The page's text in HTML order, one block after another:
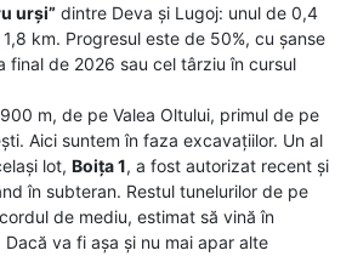
urși” dintre Deva și Lugoj: unul de 0,4
km. Progresul este de 50%, cu șanse
final de 2026 sau cel târziu în cursul
m, de pe Valea Oltului, primul de pe
Aici suntem în faza excavațiilor. Un al
lot, Boița 1, a fost autorizat recent și
în subteran. Restul tunelurilor de pe
de mediu, estimat să vină în
va fi așa și nu mai apar alte